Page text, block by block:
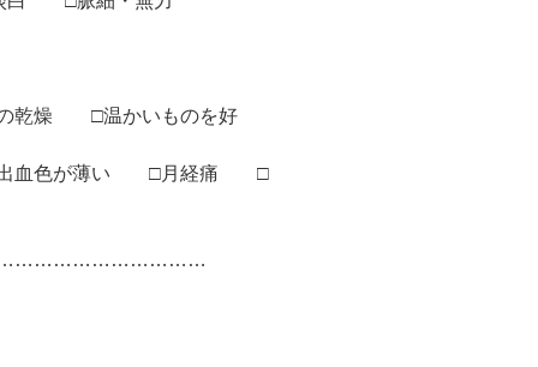
乾燥 □温かいものを好
出血色が薄い □月経痛 □